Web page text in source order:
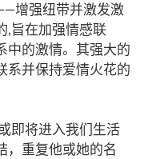
增强纽带并激发激
,旨在加强情感联
中的激情。其强大的
系并保持爱情火花的
即将进入我们生活
，重复他或她的名